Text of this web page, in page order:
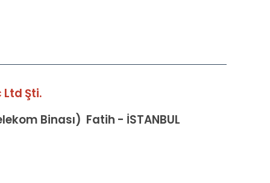
Şti.
Binası) Fatih - İSTANBUL